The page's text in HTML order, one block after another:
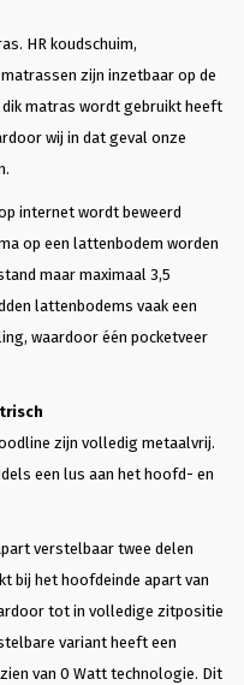
HR koudschuim,
zijn inzetbaar op de
matras wordt gebruikt heeft
wij in dat geval onze
internet wordt beweerd
op een lattenbodem worden
maar maximaal 3,5
lattenbodems vaak een
waardoor één pocketveer
zijn volledig metaalvrij.
een lus aan het hoofd- en
verstelbaar twee delen
bij het hoofdeinde apart van
tot in volledige zitpositie
variant heeft een
van 0 Watt technologie. Dit